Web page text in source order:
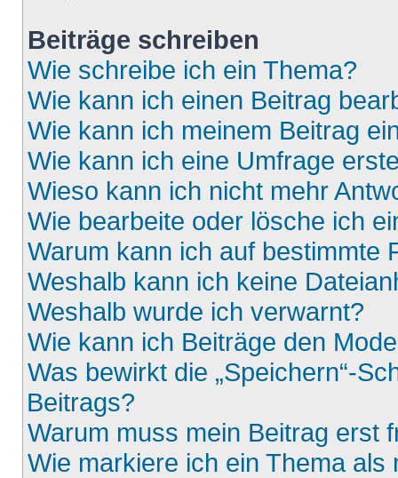
Beiträge schreiben
Wie schreibe ich ein Thema?
Wie kann ich einen Beitrag
Wie kann ich meinem Beitrag
Wie kann ich eine Umfrage
Wieso kann ich nicht mehr
Wie bearbeite oder lösche ich
Warum kann ich auf bestimmte
Weshalb kann ich keine
Weshalb wurde ich verwarnt?
Wie kann ich Beiträge den
Was bewirkt die „Speichern“-
Beitrags?
Warum muss mein Beitrag erst
Wie markiere ich ein Thema als